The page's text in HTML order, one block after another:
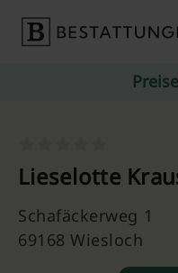
Lieselotte
Schafäckerweg 1
69168 Wiesloch